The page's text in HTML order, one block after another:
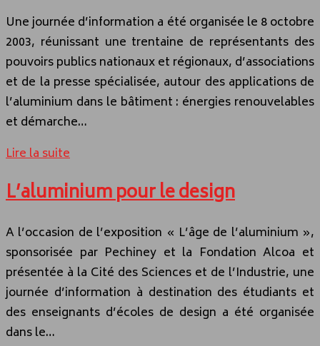
Une journée d’information a été organisée le 8 octobre
2003, réunissant une trentaine de représentants des
pouvoirs publics nationaux et régionaux, d’associations
et de la presse spécialisée, autour des applications de
l’aluminium dans le bâtiment : énergies renouvelables
et démarche…
Lire la suite
L’aluminium pour le design
A l’occasion de l’exposition « L’âge de l’aluminium »,
sponsorisée par Pechiney et la Fondation Alcoa et
présentée à la Cité des Sciences et de l’Industrie, une
journée d’information à destination des étudiants et
des enseignants d’écoles de design a été organisée
dans le…